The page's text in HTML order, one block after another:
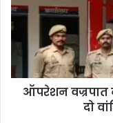
ऑपरेशन वज्रपात
दो